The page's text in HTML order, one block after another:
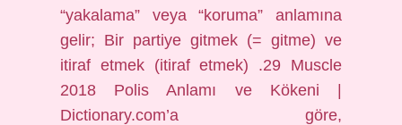
“yakalama” veya “koruma” anlamına
gelir; Bir partiye gitmek (= gitme) ve
itiraf etmek (itiraf etmek) .29 Muscle
2018 Polis Anlamı ve Kökeni |
Dictionary.com’a göre,